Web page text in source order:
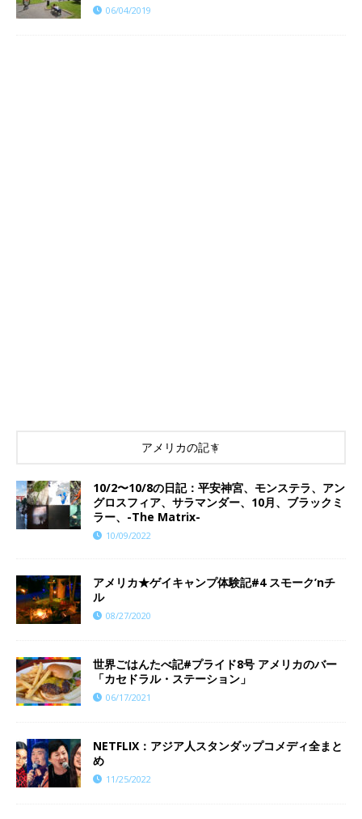
06/04/2019
アメリカの記事
10/2〜10/8の日記：平安神宮、モンステラ、アン
グロスフィア、サラマンダー、10月、ブラックミ
ラー、-The Matrix-
10/09/2022
アメリカ★ゲイキャンプ体験記#4 スモーク’nチ
ル
08/27/2020
世界ごはんたべ記#プライド8号 アメリカのバー
「カセドラル・ステーション」
06/17/2021
NETFLIX：アジア人スタンダップコメディ全まと
め
11/25/2022